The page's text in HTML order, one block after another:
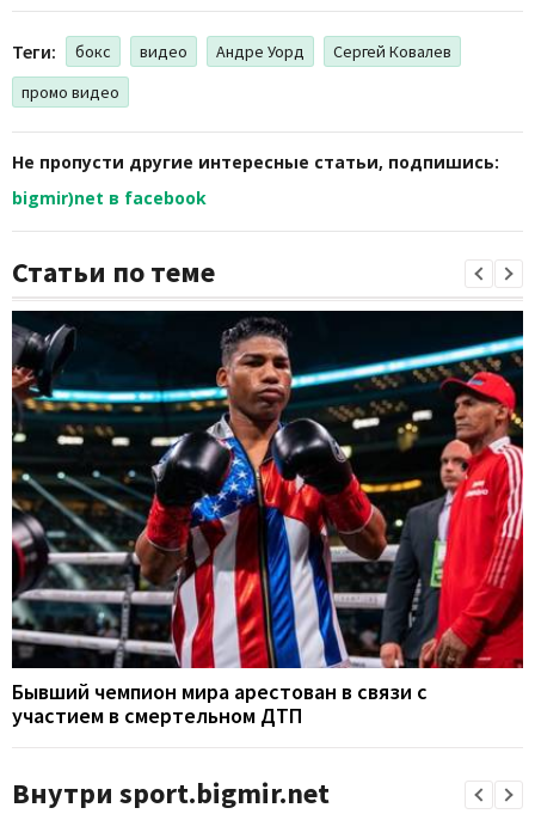
Теги: бокс видео Андре Уорд
Сергей Ковалев
промо видео
Не пропусти другие интересные статьи, подпишись:
bigmir)net в facebook
Статьи по теме
Бывший чемпион мира арестован в связи с
участием в смертельном ДТП
Внутри sport.bigmir.net